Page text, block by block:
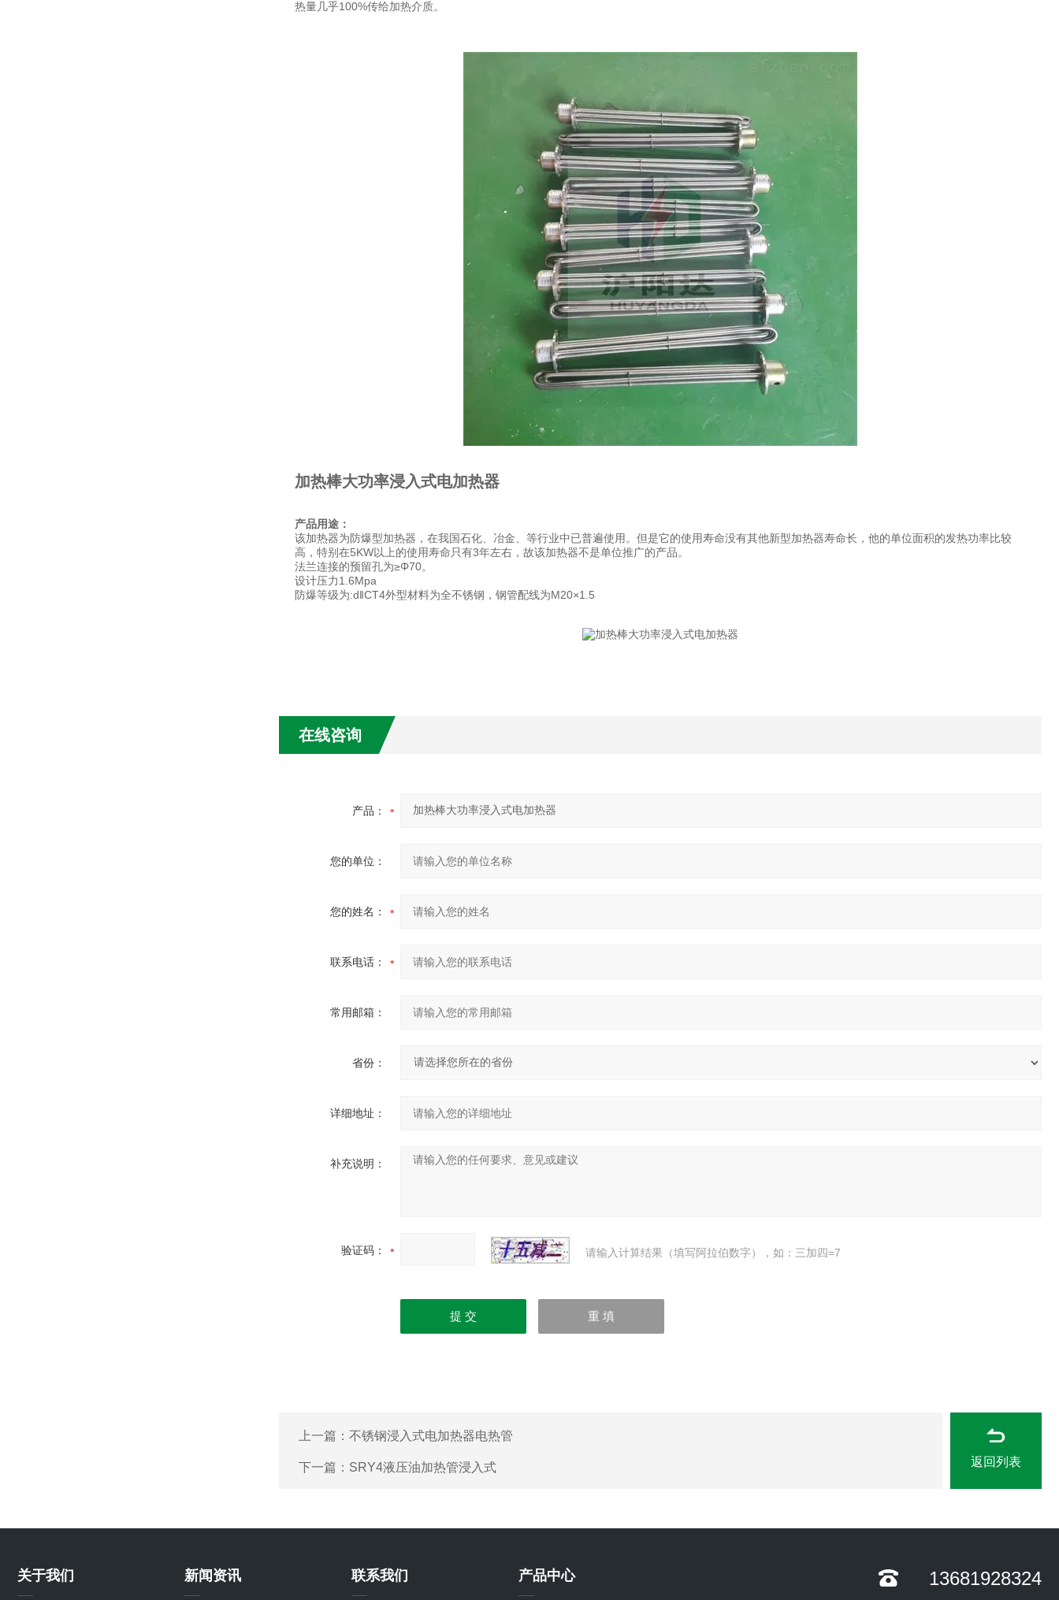
热量几乎100%传给加热介质。
加热棒大功率浸入式电加热器
产品用途：
该加热器为防爆型加热器，在我国石化、冶金、等行业中已普遍使用。但是它的使用寿命没有其他新型加热器寿命长，他的单位面积的发热功率比较
高，特别在5KW以上的使用寿命只有3年左右，故该加热器不是单位推广的产品。
法兰连接的预留孔为≥Φ70。
设计压力1.6Mpa
防爆等级为:d‖CT4外型材料为全不锈钢，钢管配线为M20×1.5
在线咨询
产品：
您的单位：
您的姓名：
联系电话：
常用邮箱：
省份：
详细地址：
补充说明：
验证码： 请输入计算结果（填写阿拉伯数字），如：三加四=7
上一篇： 不锈钢浸入式电加热器电热管
下一篇： SRY4液压油加热管浸入式 返回列表
关于我们 新闻资讯 联系我们 产品中心 13681928324